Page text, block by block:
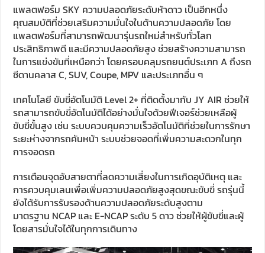
แพลตฟอร์มSKY ความปลอดภัยระดับห้าดาว เป็นอีกหนึ่ง
คุณสมบัติที่ช่วยเสริมความมั่นใจในด้านความปลอดภัย โดย
แพลตฟอร์มที่สามารถพัฒนารุ่นรถใหม่สำหรับทั่วโลก
ประสิทธิภาพดี และมีความปลอดภัยสูง ช่วยสร้างความสามารถ
ในการแข่งขันที่เหนือกว่า โดยครอบคลุมรถยนต์ประเภทAถึงรถ
ซีดานคลาสC, SUV, Coupe, MPV และประเภทอื่น ๆ
เทคโนโลยี ขับขี่อัตโนมัติ Level 2+ ที่ติดตั้งมากับJY AIRช่วยให้
รถสามารถขับขี่อัตโนมัติได้อย่างมั่นใจด้วยฟีเจอร์ช่วยเหลือผู้
ขับขี่ขั้นสูง เช่น ระบบควบคุมความเร็วอัตโนมัติที่ช่วยในการรักษา
ระยะห่างจากรถคันหน้า ระบบช่วยจอดที่เพิ่มความสะดวกในทุก
การจอดรถ
การเตือนจุดอับสายตาที่ลดความเสี่ยงในการเกิดอุบัติเหตุ และ
การควบคุมเลนเพื่อเพิ่มความปลอดภัยสูงสุดขณะขับขี่ รถรุ่นนี้
ยังได้รับการรับรองด้านความปลอดภัยระดับสูงตาม
มาตรฐาน NCAP และ E-NCAPระดับ 5 ดาว ช่วยให้ผู้ขับขี่และผู้
โดยสารมั่นใจได้ในทุกการเดินทาง